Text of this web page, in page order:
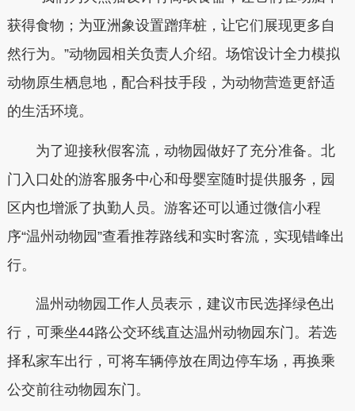
获得食物；为亚洲象设置蹭痒桩，让它们展现更多自
然行为。”动物园相关负责人介绍。场馆设计全力模拟
动物原生栖息地，配合科技手段，为动物营造更舒适
的生活环境。
为了迎接秋假客流，动物园做好了充分准备。北
门入口处的游客服务中心和母婴室随时提供服务，园
区内也增派了执勤人员。游客还可以通过微信小程
序“温州动物园”查看推荐路线和实时客流，实现错峰出
行。
温州动物园工作人员表示，建议市民选择绿色出
行，可乘坐44路公交环线直达温州动物园东门。若选
择私家车出行，可将车辆停放在周边停车场，再换乘
公交前往动物园东门。